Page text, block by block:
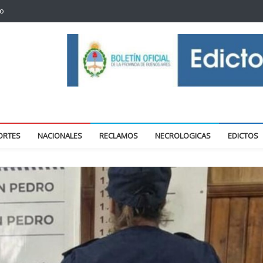
NACIONALES RECLAMOS NECROLOGICAS EDICTOS